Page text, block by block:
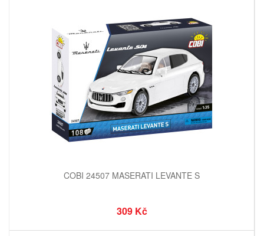
COBI 24507 MASERATI LEVANTE S
309 Kč